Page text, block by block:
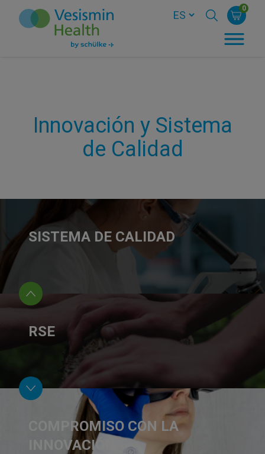
0
Innovación y Sistema
de Calidad
SISTEMA DE CALIDAD
RSE
COMPROMISO CON LA
INNOVACIÓN